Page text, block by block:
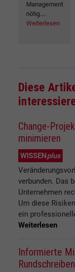
Management
nötig....
Weiterlesen
Diese
Change-
minimieren
WISSENplus
verbunden. Das
Unternehmen
Um diese
ein
Weiterlesen
Informierte